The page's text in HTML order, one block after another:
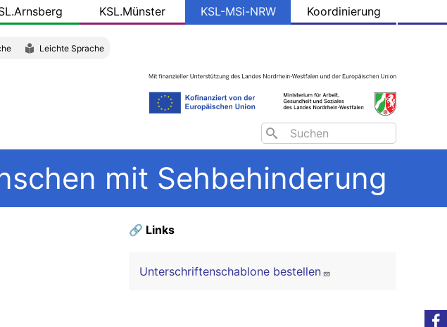
KSL.Münster KSL-MSi-NRW Koordinierung
Leichte Sprache
Search
mit Sehbehinderung
🔗 Links
Unterschriftenschablone bestellen